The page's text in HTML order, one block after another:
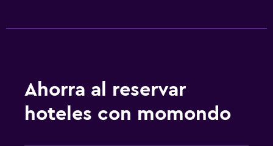
Ahorra al reservar
hoteles con momondo